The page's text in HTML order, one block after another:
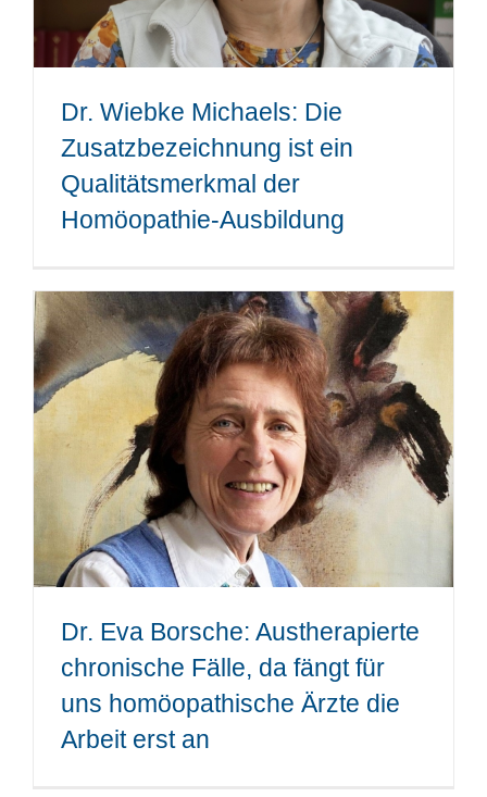
Dr. Wiebke Michaels: Die
Zusatzbezeichnung ist ein
Qualitätsmerkmal der
Homöopathie-Ausbildung
Dr. Eva Borsche: Austherapierte
chronische Fälle, da fängt für
uns homöopathische Ärzte die
Arbeit erst an